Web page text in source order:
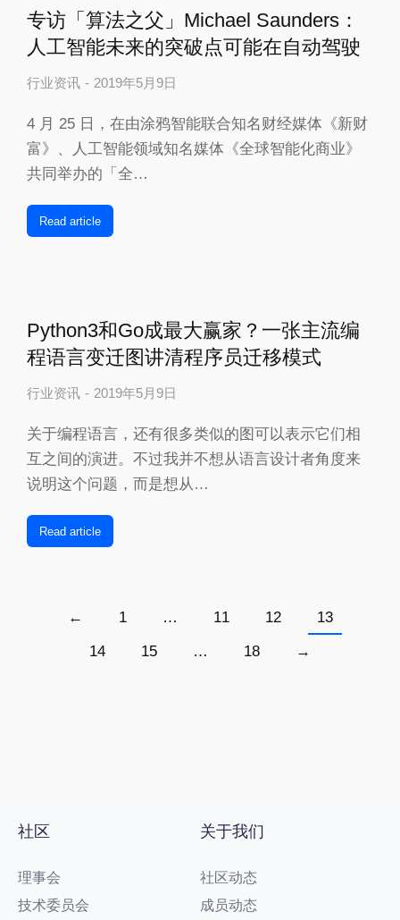
专访「算法之父」Michael Saunders：
人工智能未来的突破点可能在自动驾驶
行业资讯 2019年5月9日
4 月 25 日，在由涂鸦智能联合知名财经媒体《新财
富》、人工智能领域知名媒体《全球智能化商业》
共同举办的「全…
Read article
Python3和Go成最大赢家？一张主流编
程语言变迁图讲清程序员迁移模式
行业资讯 2019年5月9日
关于编程语言，还有很多类似的图可以表示它们相
互之间的演进。不过我并不想从语言设计者角度来
说明这个问题，而是想从…
Read article
← 1 … 11 12
13
14
15 … 18 →
社区
理事会
技术委员会
关于我们
社区动态
成员动态